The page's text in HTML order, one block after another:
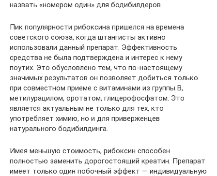
назвать «номером один» для бодибилдеров.
Пик популярности рибоксина пришелся на времена
советского союза, когда штангисты активно
использовали данный препарат. Эффективность
средства не была подтверждена и интерес к нему
поутих. Это обусловлено тем, что по-настоящему
значимых результатов он позволяет добиться только
при совместном приеме с витаминами из группы B,
метилурацилом, оротатом, глицерофосфатом. Это
является актуальным не только для тех, кто
употребляет химию, но и для приверженцев
натурального бодибилдинга.
Имея меньшую стоимость, рибоксин способен
полностью заменить дорогостоящий креатин. Препарат
имеет только один побочный эффект — индивидуальную